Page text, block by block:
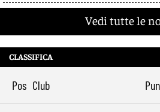
Rensch-Roma, l’occasione cambia
11:49 Brighton-Roma, ultimo test per
10:41
Rowe chiude alla Roma: “Sono
Castro e Dovbyk
Vedi tutte le
CLASSIFICA
Pos Club